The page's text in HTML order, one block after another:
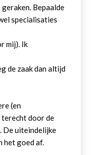
Bepaalde
specialisaties
mij). Ik
de zaak dan altijd
(en
door de
De uiteindelijke
het goed af.